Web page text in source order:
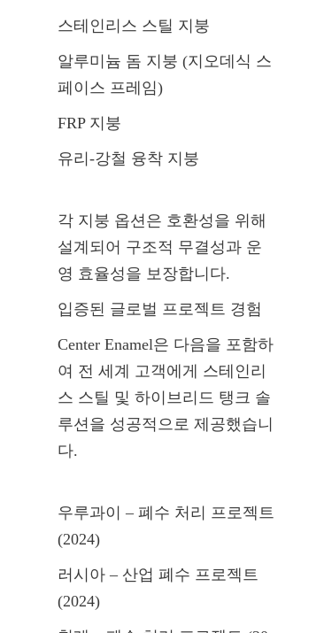
스테인리스 스틸 지붕
알루미늄 돔 지붕 (지오데식 스
페이스 프레임)
FRP 지붕
유리-강철 융착 지붕
각 지붕 옵션은 호환성을 위해
설계되어 구조적 무결성과 운
영 효율성을 보장합니다.
입증된 글로벌 프로젝트 경험
Center Enamel은 다음을 포함하
여 전 세계 고객에게 스테인리
스 스틸 및 하이브리드 탱크 솔
루션을 성공적으로 제공했습니
다.
우루과이 – 폐수 처리 프로젝트
(2024)
러시아 – 산업 폐수 프로젝트
(2024)